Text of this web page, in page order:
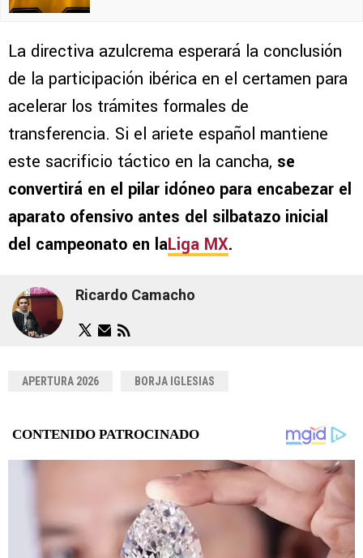
La directiva azulcrema esperará la conclusión
de la participación ibérica en el certamen para
acelerar los trámites formales de
transferencia. Si el ariete español mantiene
este sacrificio táctico en la cancha, se
convertirá en el pilar idóneo para encabezar el
aparato ofensivo antes del silbatazo inicial
del campeonato en laLiga MX.
Ricardo Camacho
APERTURA 2026 BORJA IGLESIAS